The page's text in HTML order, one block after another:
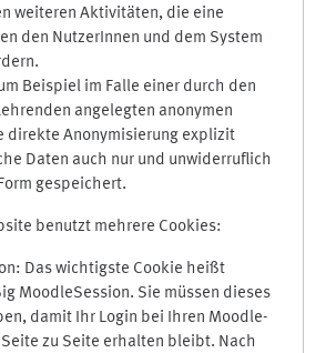
weiteren Aktivitäten, die eine
den NutzerInnen und dem System
Beispiel im Falle einer durch den
angelegten anonymen
direkte Anonymisierung explizit
Daten auch nur und unwiderruflich
gespeichert.
benutzt mehrere Cookies:
Das wichtigste Cookie heißt
MoodleSession. Sie müssen dieses
damit Ihr Login bei Ihren Moodle-
zu Seite erhalten bleibt. Nach